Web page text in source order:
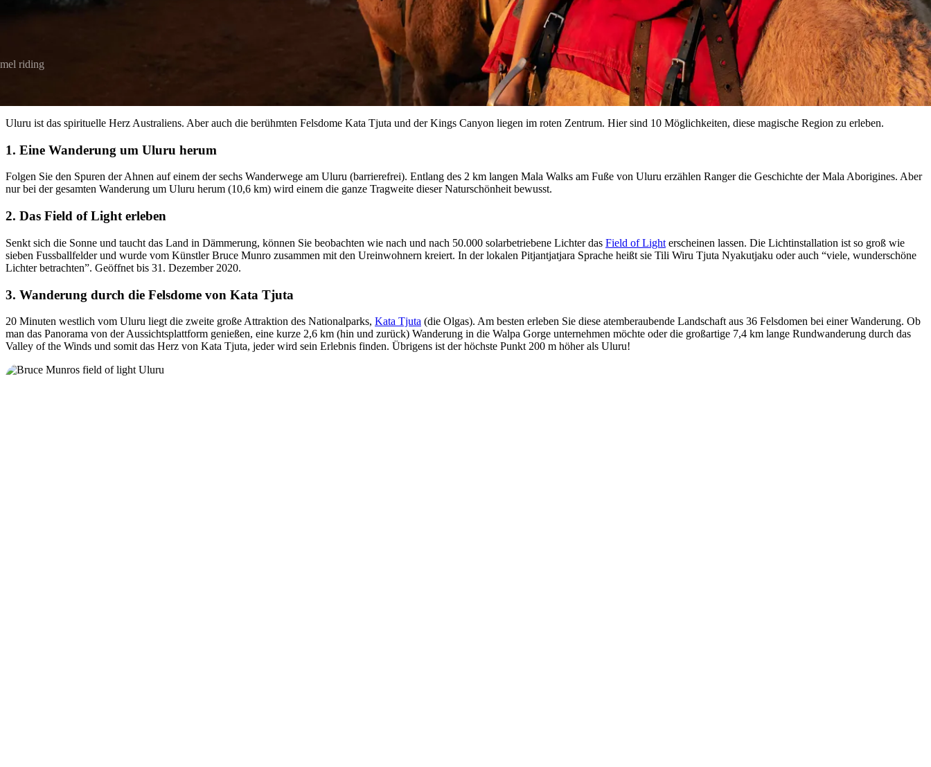
riding
Uluru ist das spirituelle Herz Australiens. Aber auch die berühmten Felsdome Kata Tjuta und der Kings Canyon liegen im roten Zentrum. Hier sind 10 Möglichkeiten, diese magische Region zu erleben.
1. Eine Wanderung um Uluru herum
Folgen Sie den Spuren der Ahnen auf einem der sechs Wanderwege am Uluru (barrierefrei). Entlang des 2 km langen Mala Walks am Fuße von Uluru erzählen Ranger die Geschichte der Mala Aborigines. Aber
nur bei der gesamten Wanderung um Uluru herum (10,6 km) wird einem die ganze Tragweite dieser Naturschönheit bewusst.
2. Das Field of Light erleben
Senkt sich die Sonne und taucht das Land in Dämmerung, können Sie beobachten wie nach und nach 50.000 solarbetriebene Lichter das Field of Light erscheinen lassen. Die Lichtinstallation ist so groß wie
sieben Fussballfelder und wurde vom Künstler Bruce Munro zusammen mit den Ureinwohnern kreiert. In der lokalen Pitjantjatjara Sprache heißt sie Tili Wiru Tjuta Nyakutjaku oder auch “viele, wunderschöne
Lichter betrachten”. Geöffnet bis 31. Dezember 2020.
3. Wanderung durch die Felsdome von Kata Tjuta
20 Minuten westlich vom Uluru liegt die zweite große Attraktion des Nationalparks, Kata Tjuta (die Olgas). Am besten erleben Sie diese atemberaubende Landschaft aus 36 Felsdomen bei einer Wanderung. Ob
man das Panorama von der Aussichtsplattform genießen, eine kurze 2,6 km (hin und zurück) Wanderung in die Walpa Gorge unternehmen möchte oder die großartige 7,4 km lange Rundwanderung durch das
Valley of the Winds und somit das Herz von Kata Tjuta, jeder wird sein Erlebnis finden. Übrigens ist der höchste Punkt 200 m höher als Uluru!